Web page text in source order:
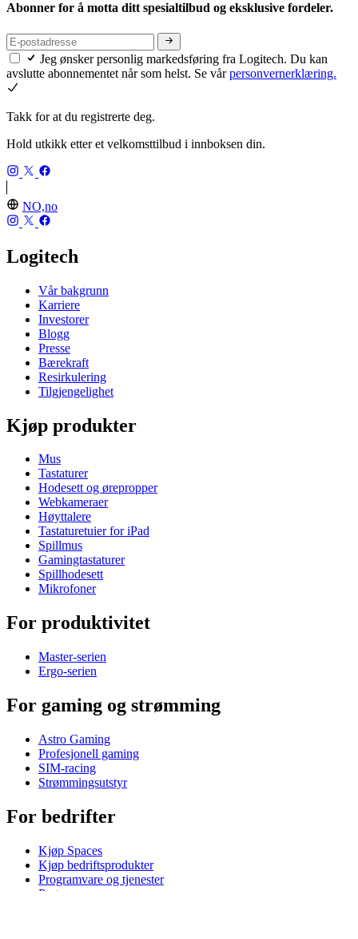
Abonner for å motta ditt spesialtilbud og eksklusive fordeler.
Jeg ønsker personlig markedsføring fra Logitech. Du kan
avslutte abonnementet når som helst. Se vårpersonvernerklæring.
Takk for at du registrerte deg.
Hold utkikk etter et velkomsttilbud i innboksen din.
NO,no
Logitech
Vår bakgrunn
Karriere
Investorer
Blogg
Presse
Bærekraft
Resirkulering
Tilgjengelighet
Kjøp produkter
Mus
Tastaturer
Hodesett og ørepropper
Webkameraer
Høyttalere
Tastaturetuier for iPad
Spillmus
Gamingtastaturer
Spillhodesett
Mikrofoner
For produktivitet
Master-serien
Ergo-serien
For gaming og strømming
Astro Gaming
Profesjonell gaming
SIM-racing
Strømmingsutstyr
For bedrifter
Kjøp Spaces
Kjøp bedriftsprodukter
Programvare og tjenester
Partnere